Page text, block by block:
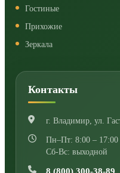
Гостиные
Прихожие
Зеркала
Контакты
г. Владимир ул.
Пн–Пт: 8:00 – 17:00
Сб-Вс: выходной